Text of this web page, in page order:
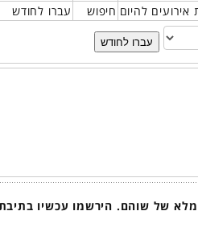
אירועים להיום חיפוש
עברו לחודש
עברו לחודש
של שוהם. הירשמו עכשיו